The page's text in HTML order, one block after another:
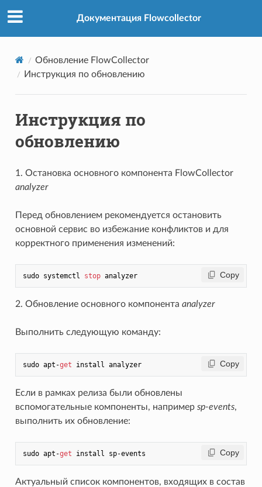
Документация Flowcollector
Обновление FlowCollector
Инструкция по обновлению
Инструкция по
обновлению
1. Остановка основного компонента FlowCollector
analyzer
Перед обновлением рекомендуется остановить
основной сервис во избежание конфликтов и для
корректного применения изменений:
sudo systemctl stop analyzer Copy
2. Обновление основного компонента analyzer
Выполнить следующую команду:
sudo apt-get install analyzer Copy
Если в рамках релиза были обновлены
вспомогательные компоненты, например sp-events,
выполнить их обновление:
sudo apt-get Copy
Актуальный список компонентов, входящих в состав